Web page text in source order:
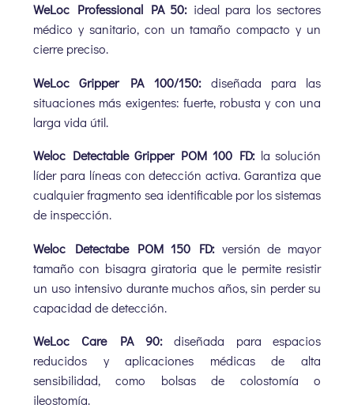
WeLoc Professional PA 50: ideal para los sectores
médico y sanitario, con un tamaño compacto y un
cierre preciso.
WeLoc Gripper PA 100/150: diseñada para las
situaciones más exigentes: fuerte, robusta y con una
larga vida útil.
Weloc Detectable Gripper POM 100 FD: la solución
líder para líneas con detección activa. Garantiza que
cualquier fragmento sea identificable por los sistemas
de inspección.
Weloc Detectabe POM 150 FD: versión de mayor
tamaño con bisagra giratoria que le permite resistir
un uso intensivo durante muchos años, sin perder su
capacidad de detección.
WeLoc Care PA 90: diseñada para espacios
reducidos y aplicaciones médicas de alta
sensibilidad, como bolsas de colostomía o
ileostomía.